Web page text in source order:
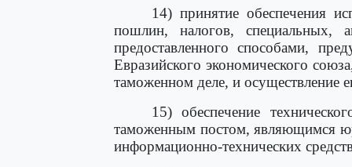
14) принятие обеспечения
пошлин, налогов, специальных,
предоставленного способами,
Евразийского экономического
таможенном деле, и осуществление
15) обеспечение
таможенным постом, являющимся
информационно-технических